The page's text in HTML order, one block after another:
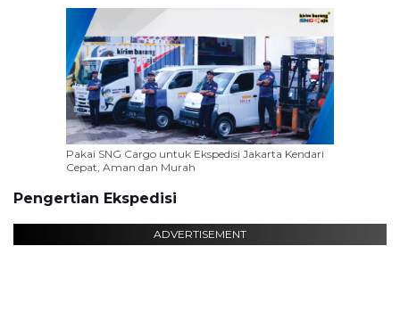
Pakai SNG Cargo untuk Ekspedisi Jakarta Kendari
Cepat, Aman dan Murah
Pengertian Ekspedisi
ADVERTISEMENT